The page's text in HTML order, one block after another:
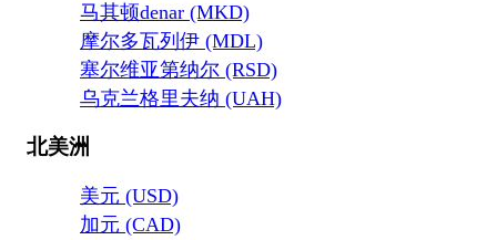
马其顿denar (MKD)
摩尔多瓦列伊 (MDL)
塞尔维亚第纳尔 (RSD)
乌克兰格里夫纳 (UAH)
北美洲
美元 (USD)
加元 (CAD)